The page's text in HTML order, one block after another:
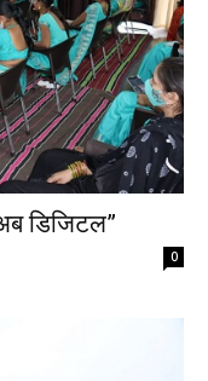
डिजिटल”
0